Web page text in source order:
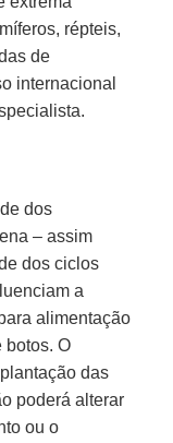
répteis,
de
internacional
dos
– assim
dos ciclos
a
alimentação
botos. O
das
poderá alterar
ou o